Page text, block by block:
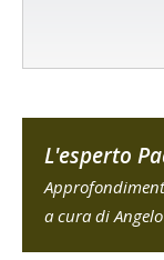
L'esperto
a cura di